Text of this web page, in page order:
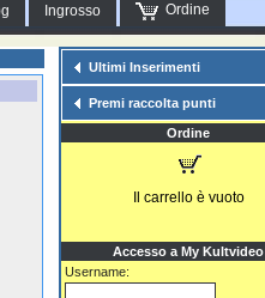
Ingrosso Ordine
Ultimi Inserimenti
Premi raccolta punti
Ordine
Il carrello è vuoto
Accesso a My Kultvideo
Username: